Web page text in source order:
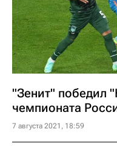
"Зенит" победил
чемпионата
7 августа 2021, 18:59